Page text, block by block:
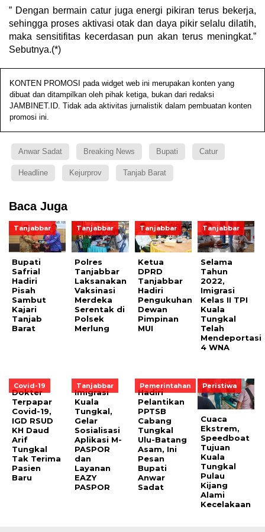
” Dengan bermain catur juga energi pikiran terus bekerja,
sehingga proses aktivasi otak dan daya pikir selalu dilatih,
maka sensitifitas kecerdasan pun akan terus meningkat.”
Sebutnya.(*)
KONTEN PROMOSI pada widget web ini merupakan konten yang
dibuat dan ditampilkan oleh pihak ketiga, bukan dari redaksi
JAMBINET.ID. Tidak ada aktivitas jurnalistik dalam pembuatan konten
promosi ini.
Anwar Sadat Breaking News Bupati Catur
Headline Kejurprov Tanjab Barat
Baca Juga
Tanjabbar
Bupati
Safrial
Hadiri
Pisah
Sambut
Kajari
Tanjab
Barat
Tanjabbar
Polres
Tanjabbar
Laksanakan
Vaksinasi
Merdeka
Serentak di
Polsek
Merlung
Tanjabbar
Ketua
DPRD
Tanjabbar
Hadiri
Pengukuhan
Dewan
Pimpinan
MUI
Tanjabbar
Selama
Tahun
2022,
Imigrasi
Kelas II TPI
Kuala
Tungkal
Telah
Mendeportasi
4 WNA
Covid-19
Dokter
Terpapar
Covid-19,
IGD RSUD
KH Daud
Arif
Tungkal
Tak Terima
Pasien
Baru
Tanjabbar
Imigrasi
Kuala
Tungkal,
Gelar
Sosialisasi
Aplikasi M-
PASPOR
dan
Layanan
EAZY
PASPOR
Pemerintahan
Hadiri
Pelantikan
PPTSB
Cabang
Tungkal
Ulu-Batang
Asam, Ini
Pesan
Bupati
Anwar
Sadat
Peristiwa
Cuaca
Ekstrem,
Speedboat
Tujuan
Kuala
Tungkal
Pulau
Kijang
Alami
Kecelakaan